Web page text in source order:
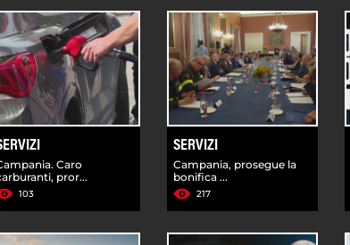
Caro
pror...
103
SERVIZI
Campania, prosegue la
bonifica ...
217